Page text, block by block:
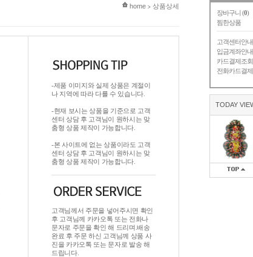
장바구니 (0)
찜한상품
고객센터안내
입금계좌안내
카드결제조회
전화카드결제
TODAY
현재 위치
home > 상품상세
-제품 이미지와 실제 상품은 계절이
나 지역에 따라 다를 수 있습니다.
-현재 보시는 상품을 기준으로 고객
센터 상담 후 고객님이 원하시는 맞
춤형 상품 제작이 가능합니다.
-본 사이트에 없는 상품이라도 고객
센터 상담 후 고객님이 원하시는 맞
춤형 상품 제작이 가능합니다.
고객님께서 주문을 넣어주시면 확인
후 고객님께 카카오톡 또는 전화나
문자로 주문을 확인 해 드리며.배송
완료 후 주문 하신 고객님께 상품 사
진을 카카오톡 또는 문자로 발송 해
드립니다.